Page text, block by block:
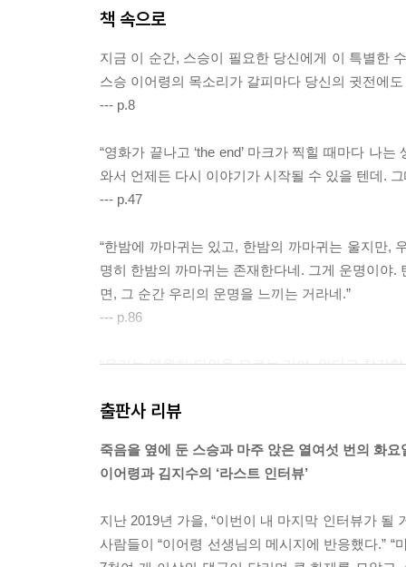
책 속으로
지금 이 순간, 스승이 필요한 당신에게 이 특별한
스승 이어령의 목소리가 갈피마다 당신의 귓전에
--- p.8
“영화가 끝나고 ‘the end’ 마크가 찍힐 때마다 나
와서 언제든 다시 이야기가 시작될 수 있을 텐데.
--- p.47
“한밤에 까마귀는 있고, 한밤의 까마귀는 울지만,
명히 한밤의 까마귀는 존재한다네. 그게 운명이
면, 그 순간 우리의 운명을 느끼는 거라네.”
--- p.86
“우리는 영원히 타인을 모르는 거야. 안다고 착각
런데 우리는 마치 그렇지 않은 것처럼 위선을 떨지.
“죽기 직전, 눈앞에는 인생이 파노라마 필름처럼
레임에서 관찰이 이뤄지고, 관계가 이뤄져. 찍지
--- p.155~156
출판사 리뷰
죽음을 옆에 둔 스승과 마주 앉은 열여섯 번의 화요
이어령과 김지수의 ‘라스트 인터뷰’
지난 2019년 가을, “이번이 내 마지막 인터뷰가 될
사람들이 “이어령 선생님의 메시지에 반응했다.”